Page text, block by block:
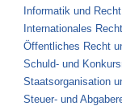
Informatik und
Internationales
Öffentliches Recht
Schuld- und
Staatsorganisation
Steuer- und